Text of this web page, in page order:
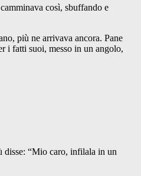
così, sbuffando e
più ne arrivava ancora. Pane
i fatti suoi, messo in un angolo,
disse: “Mio caro, infilala in un